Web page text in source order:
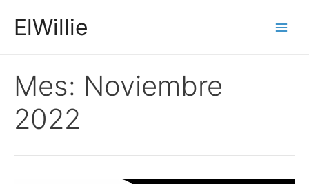
ElWillie
Mes: Noviembre
2022